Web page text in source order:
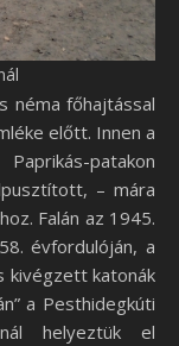
néma főhajtással
előtt. Innen a
patakon
– mára
Falán az 1945.
évfordulóján, a
kivégzett katonák
a Pesthidegkúti
helyeztük el